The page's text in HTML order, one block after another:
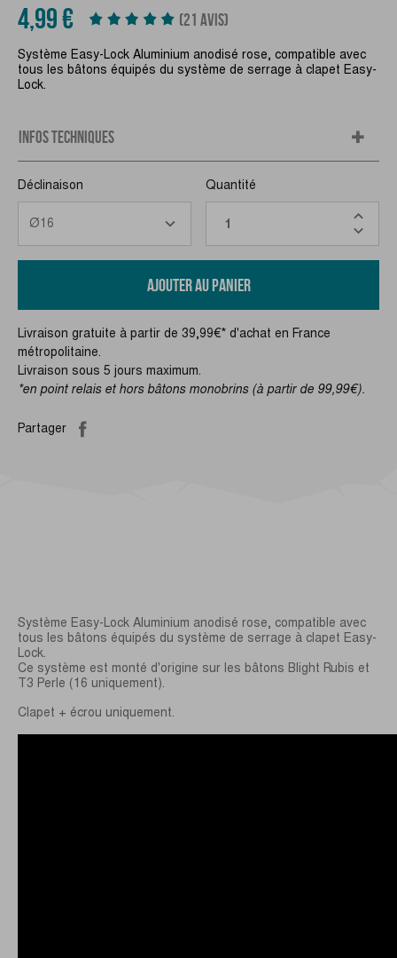
4,99 € (21 AVIS)
Système Easy-Lock Aluminium anodisé rose, compatible avec
tous les bâtons équipés du système de serrage à clapet Easy-
Lock.
INFOS TECHNIQUES
Déclinaison Quantité
AJOUTER AU PANIER
Livraison gratuite à partir de 39,99€* d'achat en France
métropolitaine.
Livraison sous 5 jours maximum.
*en point relais et hors bâtons monobrins (à partir de 99,99€).
Partager
Système Easy-Lock Aluminium anodisé rose, compatible avec
tous les bâtons équipés du système de serrage à clapet Easy-
Lock.
Ce système est monté d'origine sur les bâtons Blight Rubis et
T3 Perle (16 uniquement).
Clapet + écrou uniquement.